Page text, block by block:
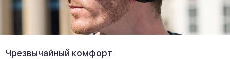
Чрезвычайный комфорт